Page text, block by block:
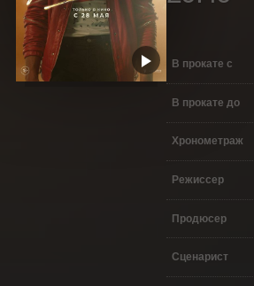
В прокате с
В прокате до
Хронометраж
Режиссер
Продюсер
Сценарист